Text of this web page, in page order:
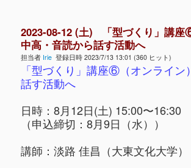
2023-08-12 (土) 「型づくり」講座
中高・音読から話す活動へ
担当者 Irie 登録日時 2023/7/13 13:01 (360 ヒット)
「型づくり」講座⑥（オンライン
話す活動へ
日時：8月12日(土) 15:00〜16:30
（申込締切：8月9日（水））
講師：淡路 佳昌（大東文化大学）